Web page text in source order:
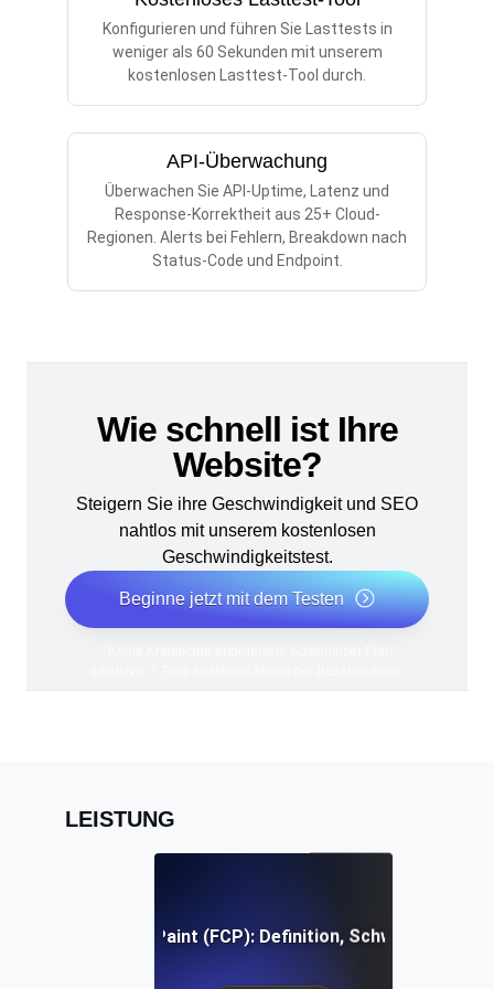
Konfigurieren und führen Sie Lasttests in
weniger als 60 Sekunden mit unserem
kostenlosen Lasttest-Tool durch.
API-Überwachung
Überwachen Sie API-Uptime, Latenz und
Response-Korrektheit aus 25+ Cloud-
Regionen. Alerts bei Fehlern, Breakdown nach
Status-Code und Endpoint.
Wie schnell ist Ihre
Website?
Steigern Sie ihre Geschwindigkeit und SEO
nahtlos mit unserem kostenlosen
Geschwindigkeitstest.
Beginne jetzt mit dem Testen
LEISTUNG
First Contentful Paint (FCP): Definition, Schwellenwerte,